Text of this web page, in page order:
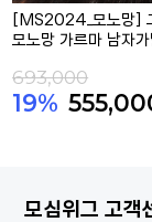
[MS2024_모노망]
모노망 가르마 남자
693,000
19%
모심위그 고객